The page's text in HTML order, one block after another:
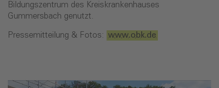
Bildungszentrum des Kreiskrankenhauses
Gummersbach genutzt.
Pressemitteilung & Fotos: www.obk.de